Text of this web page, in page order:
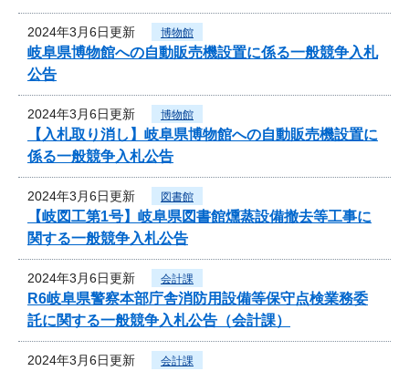
2024年3月6日更新 博物館
岐阜県博物館への自動販売機設置に係る一般競争入札
公告
2024年3月6日更新 博物館
【入札取り消し】岐阜県博物館への自動販売機設置に
係る一般競争入札公告
2024年3月6日更新 図書館
【岐図工第1号】岐阜県図書館燻蒸設備撤去等工事に
関する一般競争入札公告
2024年3月6日更新 会計課
R6岐阜県警察本部庁舎消防用設備等保守点検業務委
託に関する一般競争入札公告（会計課）
2024年3月6日更新 会計課